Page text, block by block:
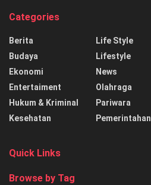
Categories
Berita
Budaya
Ekonomi
Entertaiment
Hukum & Kriminal
Kesehatan
Life Style
Lifestyle
News
Olahraga
Pariwara
Pemerintahan
Quick Links
Browse by Tag